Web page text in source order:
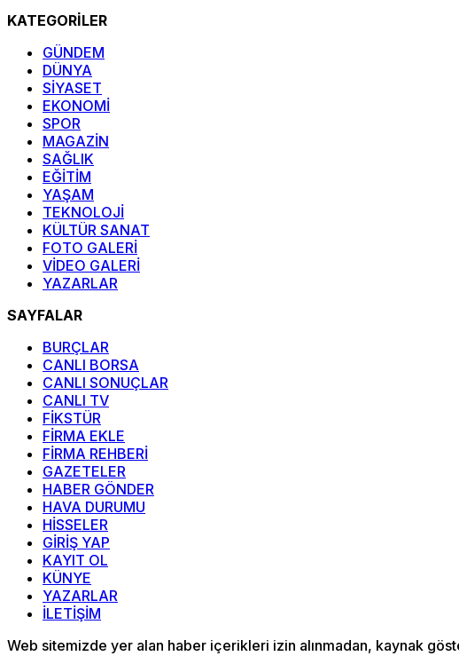
KATEGORİLER
GÜNDEM
DÜNYA
SİYASET
EKONOMİ
SPOR
MAGAZİN
SAĞLIK
EĞİTİM
YAŞAM
TEKNOLOJİ
KÜLTÜR SANAT
FOTO GALERİ
VİDEO GALERİ
YAZARLAR
SAYFALAR
BURÇLAR
CANLI BORSA
CANLI SONUÇLAR
CANLI TV
FİKSTÜR
FİRMA EKLE
FİRMA REHBERİ
GAZETELER
HABER GÖNDER
HAVA DURUMU
HİSSELER
GİRİŞ YAP
KAYIT OL
KÜNYE
YAZARLAR
İLETİŞİM
Web sitemizde yer alan haber içerikleri izin alınmadan, kaynak